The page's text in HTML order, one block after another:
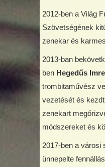
2012-ben a Világ
Szövetségének
zenekar és
2013-ban
ben Hegedűs Imre
trombitaművész
vezetését és
zenekart
módszereket és
2017-ben a városi
ünnepelte